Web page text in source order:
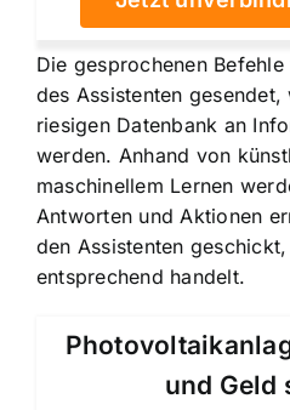
Die gesprochenen
des Assistenten
riesigen Datenbank an
werden. Anhand von
maschinellem Lernen
Antworten und Aktionen
den Assistenten
entsprechend handelt.
und Geld